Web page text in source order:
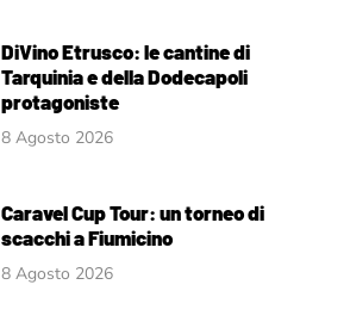
DiVino Etrusco: le cantine di
Tarquinia e della Dodecapoli
protagoniste
8 Agosto 2026
Caravel Cup Tour: un torneo di
scacchi a Fiumicino
8 Agosto 2026